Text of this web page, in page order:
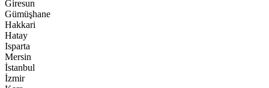
Giresun
Gümüşhane
Hakkari
Hatay
Isparta
Mersin
İstanbul
İzmir